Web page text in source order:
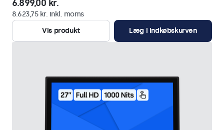
6.899,00 kr.
8.623,75 kr. inkl. moms
Vis produkt
Læg i indkøbskurven